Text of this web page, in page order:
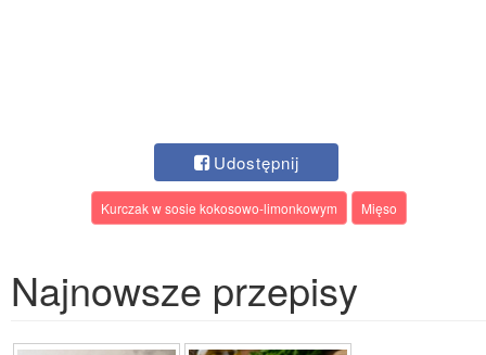
Udostępnij
Kurczak w sosie kokosowo-limonkowym Mięso
Najnowsze przepisy